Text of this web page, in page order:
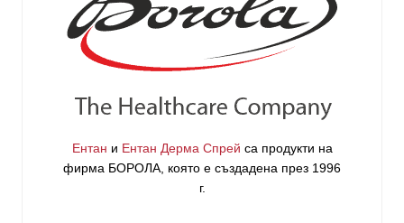
Ентан и Ентан Дерма Спрей са продукти на
фирма БОРОЛА , която е създадена през 1996
г.